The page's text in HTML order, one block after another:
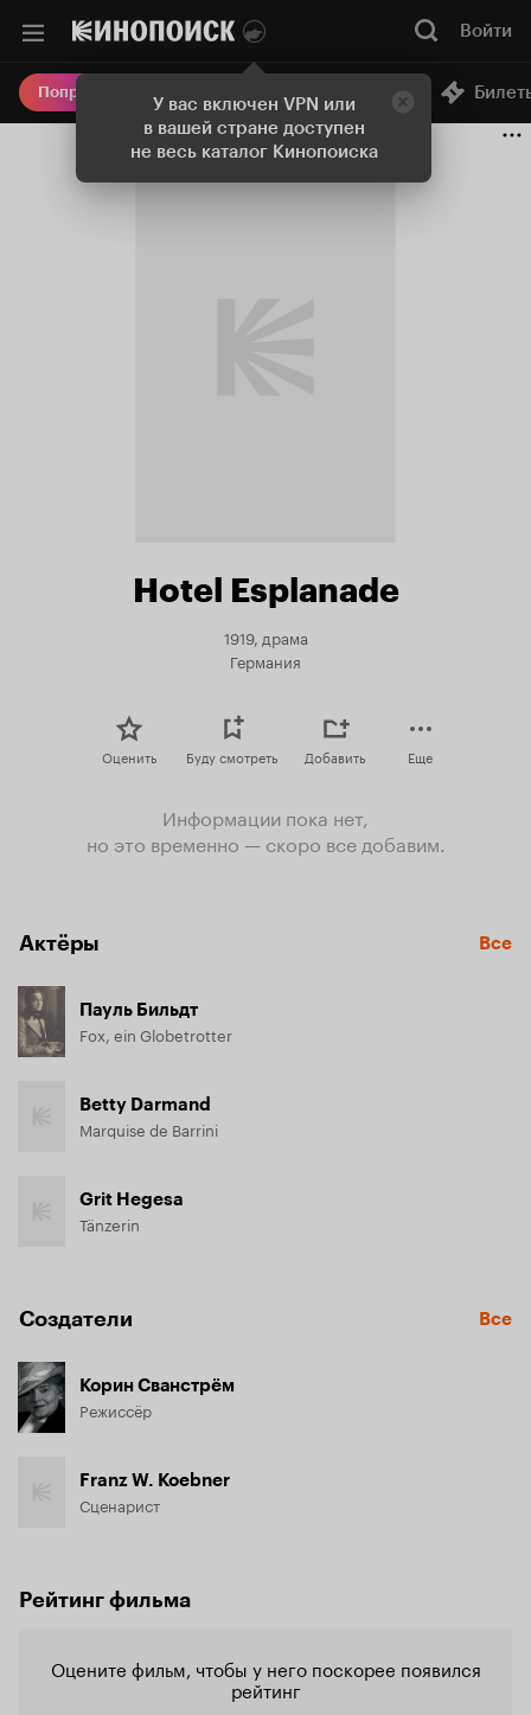
У вас включен VPN или
в вашей стране доступен
не весь каталог Кинопоиска
Войти
Попробовать Плюс Онлайн-кинотеатр
Hotel Esplanade
1919, драма
Германия
Оценить Буду смотреть Добавить Еще
Информации пока нет,
но это временно — скоро все добавим.
Актёры Все
Пауль Бильдт
Fox, ein Globetrotter
Betty Darmand
Marquise de Barrini
Grit Hegesa
Tänzerin
Создатели Все
Корин Сванстрём
Режиссёр
Franz W. Koebner
Сценарист
Рейтинг фильма
Оцените фильм, чтобы у него поскорее появился
рейтинг